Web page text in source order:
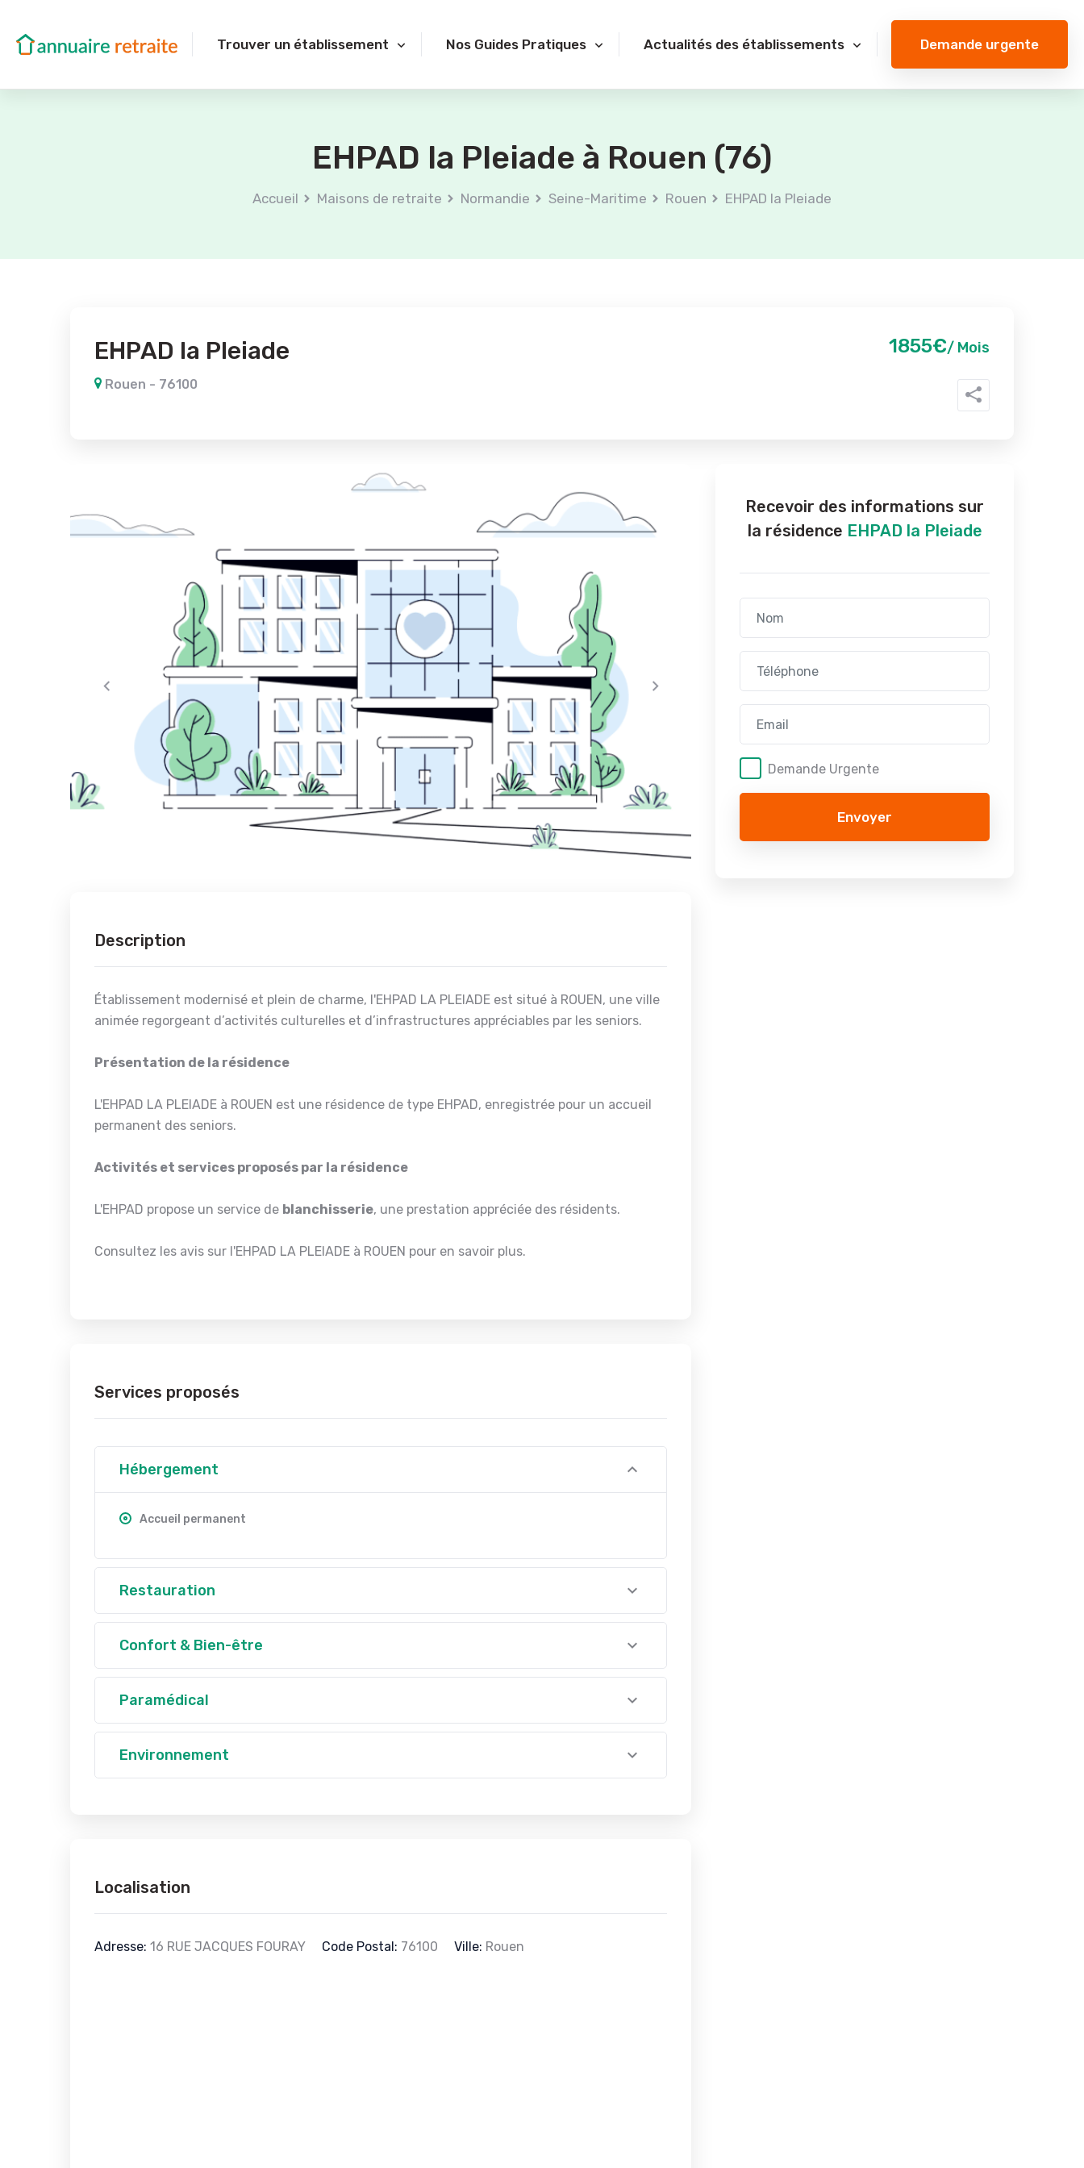
Trouver un établissement Nos Guides Pratiques Actualités des établissements Demande urgente
EHPAD la Pleiade à Rouen (76)
Accueil Maisons de retraite Normandie Seine-Maritime Rouen EHPAD la Pleiade
EHPAD la Pleiade
Rouen - 76100
1855€/ Mois
Description
Établissement modernisé et plein de charme, l'EHPAD LA PLEIADE est situé à ROUEN, une ville
animée regorgeant d’activités culturelles et d’infrastructures appréciables par les seniors.
Présentation de la résidence
L'EHPAD LA PLEIADE à ROUEN est une résidence de type EHPAD, enregistrée pour un accueil
permanent des seniors.
Activités et services proposés par la résidence
L'EHPAD propose un service de blanchisserie, une prestation appréciée des résidents.
Consultez les avis sur l'EHPAD LA PLEIADE à ROUEN pour en savoir plus.
Services proposés
Hébergement
Accueil permanent
Restauration
Confort & Bien-être
Paramédical
Environnement
Localisation
Adresse: 16 RUE JACQUES FOURAY Code Postal: 76100 Ville: Rouen
Recevoir des informations sur
la résidence EHPAD la Pleiade
Demande Urgente
Envoyer